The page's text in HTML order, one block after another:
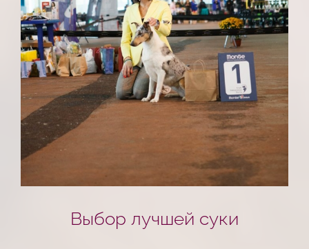
Выбор лучшей суки